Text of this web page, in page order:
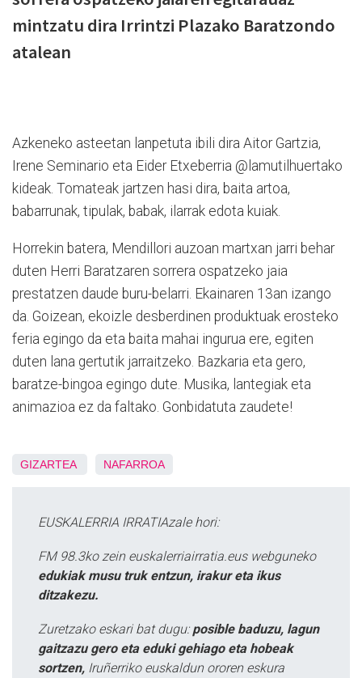
mintzatu dira Irrintzi Plazako Baratzondo
atalean
Azkeneko asteetan lanpetuta ibili dira Aitor Gartzia,
Irene Seminario eta Eider Etxeberria @lamutilhuertako
kideak. Tomateak jartzen hasi dira, baita artoa,
babarrunak, tipulak, babak, ilarrak edota kuiak.
Horrekin batera, Mendillori auzoan martxan jarri behar
duten Herri Baratzaren sorrera ospatzeko jaia
prestatzen daude buru-belarri. Ekainaren 13an izango
da. Goizean, ekoizle desberdinen produktuak erosteko
feria egingo da eta baita mahai ingurua ere, egiten
duten lana gertutik jarraitzeko. Bazkaria eta gero,
baratze-bingoa egingo dute. Musika, lantegiak eta
animazioa ez da faltako. Gonbidatuta zaudete!
GIZARTEA NAFARROA
EUSKALERRIA IRRATIAzale hori:
FM 98.3ko zein euskalerriairratia.eus webguneko
edukiak musu truk entzun, irakur eta ikus
ditzakezu.
Zuretzako eskari bat dugu: posible baduzu, lagun
gaitzazu gero eta eduki gehiago eta hobeak
sortzen, Iruñerriko euskaldun ororen eskura